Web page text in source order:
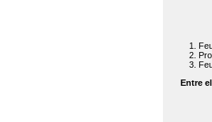
Entre